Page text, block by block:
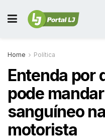
Home Política
Entenda por
pode
sanguíneo
motorista